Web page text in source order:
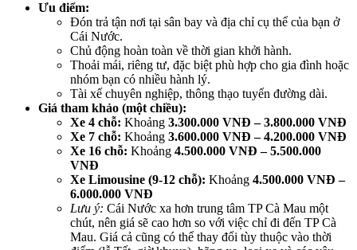
Ưu điểm:
Đón trả tận nơi tại sân bay và địa chỉ cụ thể của bạn ở
Cái Nước.
Chủ động hoàn toàn về thời gian khởi hành.
Thoải mái, riêng tư, đặc biệt phù hợp cho gia đình hoặc
nhóm bạn có nhiều hành lý.
Tài xế chuyên nghiệp, thông thạo tuyến đường dài.
Giá tham khảo (một chiều):
Xe 4 chỗ: Khoảng 3.300.000 VNĐ – 3.800.000 VNĐ
Xe 7 chỗ: Khoảng 3.600.000 VNĐ – 4.200.000 VNĐ
Xe 16 chỗ: Khoảng 4.500.000 VNĐ – 5.500.000
VNĐ
Xe Limousine (9-12 chỗ): Khoảng 4.500.000 VNĐ –
6.000.000 VNĐ
Lưu ý: Cái Nước xa hơn trung tâm TP Cà Mau một
chút, nên giá sẽ cao hơn so với việc chỉ đi đến TP Cà
Mau. Giá cả cũng có thể thay đổi tùy thuộc vào thời